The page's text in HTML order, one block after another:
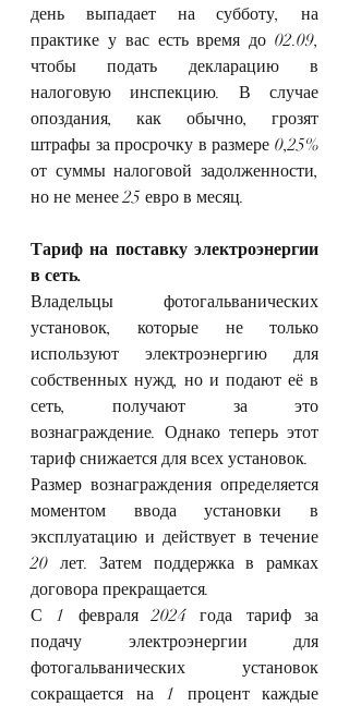
день выпадает на субботу, на
практике у вас есть время до 02.09,
чтобы подать декларацию в
налоговую инспекцию. В случае
опоздания, как обычно, грозят
штрафы за просрочку в размере 0,25%
от суммы налоговой задолженности,
но не менее 25 евро в месяц.
Тариф на поставку электроэнергии
в сеть.
Владельцы фотогальванических
установок, которые не только
используют электроэнергию для
собственных нужд, но и подают её в
сеть, получают за это
вознаграждение. Однако теперь этот
тариф снижается для всех установок.
Размер вознаграждения определяется
моментом ввода установки в
эксплуатацию и действует в течение
20 лет. Затем поддержка в рамках
договора прекращается.
С 1 февраля 2024 года тариф за
подачу электроэнергии для
фотогальванических установок
сокращается на 1 процент каждые